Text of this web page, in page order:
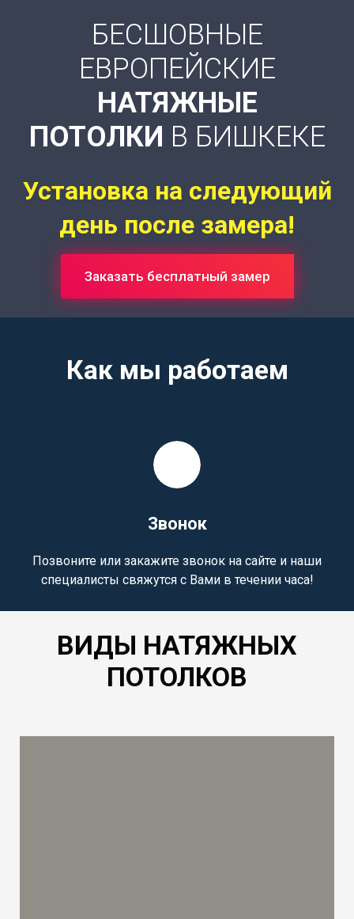
БЕСШОВНЫЕ
ЕВРОПЕЙСКИЕ
НАТЯЖНЫЕ
ПОТОЛКИ В БИШКЕКЕ
Установка на следующий
день после замера!
Заказать бесплатный замер
Как мы работаем
Звонок
Позвоните или закажите звонок на сайте и наши
специалисты свяжутся с Вами в течении часа!
ВИДЫ НАТЯЖНЫХ
ПОТОЛКОВ